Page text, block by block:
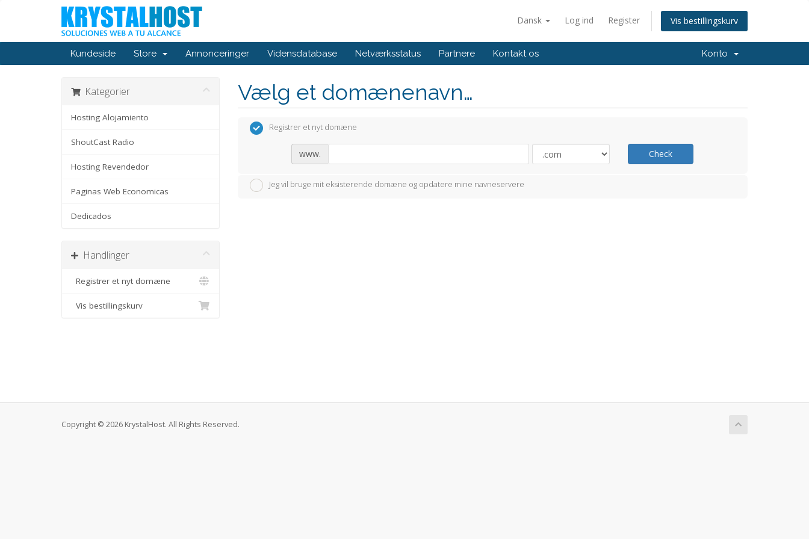
Dansk Log ind Register Vis bestillingskurv
Kundeside Store Annonceringer Vidensdatabase Netværksstatus Partnere Kontakt os Konto
Kategorier
Hosting Alojamiento
ShoutCast Radio
Hosting Revendedor
Paginas Web Economicas
Dedicados
Handlinger
Registrer et nyt domæne
Vis bestillingskurv
Vælg et domænenavn…
Registrer et nyt domæne
www. Check
Jeg vil bruge mit eksisterende domæne og opdatere mine navneservere
Copyright © 2026 KrystalHost. All Rights Reserved.